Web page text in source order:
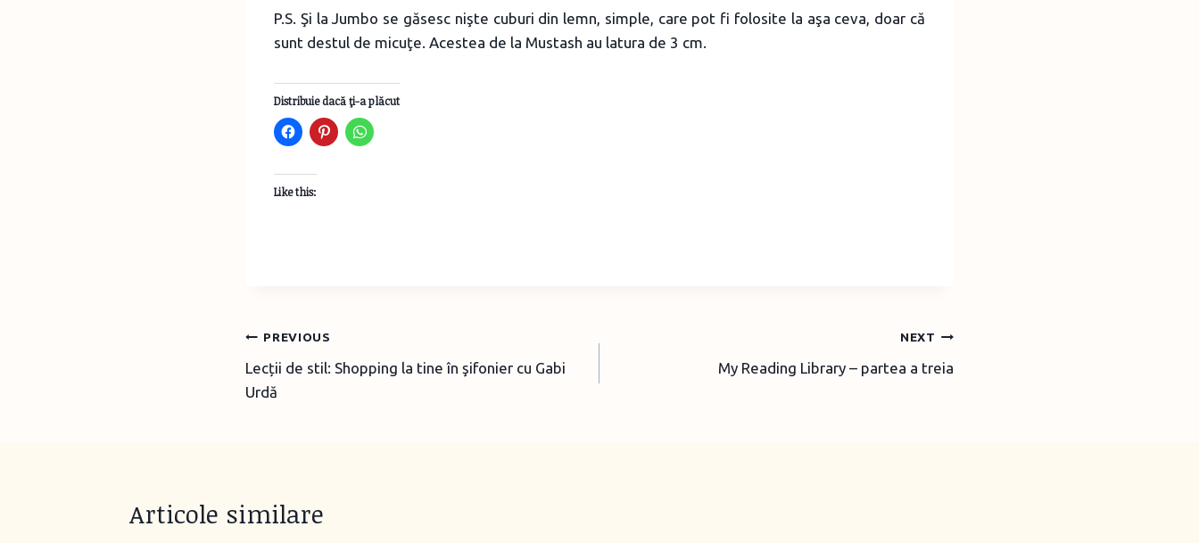
P.S. Şi la Jumbo se găsesc nişte cuburi din lemn, simple, care pot fi folosite la aşa ceva, doar că
sunt destul de micuţe. Acestea de la Mustash au latura de 3 cm.
Distribuie dacă ţi-a plăcut
Like this:
Post
navigation
PREVIOUS
Lecții de stil: Shopping la tine în şifonier cu Gabi
Urdă
NEXT
My Reading Library – partea a treia
Articole similare